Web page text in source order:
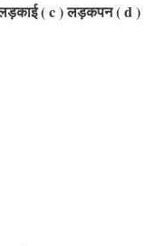
लड़काई ( c ) लड़कपन ( d )